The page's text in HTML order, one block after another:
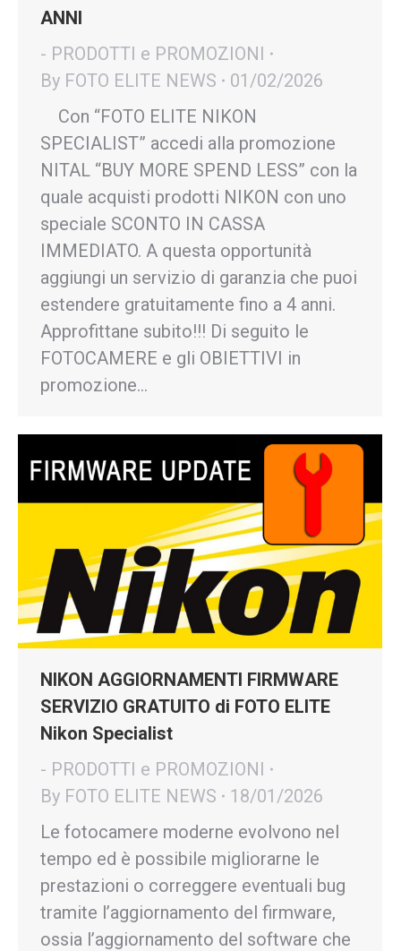
ANNI
- PRODOTTI e PROMOZIONI
By FOTO ELITE NEWS
01/02/2026
Con “FOTO ELITE NIKON
SPECIALIST” accedi alla promozione
NITAL “BUY MORE SPEND LESS” con la
quale acquisti prodotti NIKON con uno
speciale SCONTO IN CASSA
IMMEDIATO. A questa opportunità
aggiungi un servizio di garanzia che puoi
estendere gratuitamente fino a 4 anni.
Approfittane subito!!! Di seguito le
FOTOCAMERE e gli OBIETTIVI in
promozione…
NIKON AGGIORNAMENTI FIRMWARE
SERVIZIO GRATUITO di FOTO ELITE
Nikon Specialist
- PRODOTTI e PROMOZIONI
By FOTO ELITE NEWS
18/01/2026
Le fotocamere moderne evolvono nel
tempo ed è possibile migliorarne le
prestazioni o correggere eventuali bug
tramite l’aggiornamento del firmware,
ossia l’aggiornamento del software che